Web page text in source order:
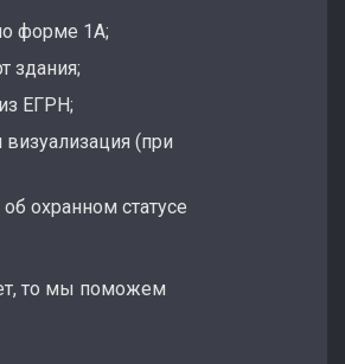
форме 1А;
здания;
ЕГРН;
визуализация (при
охранном статусе
то мы поможем